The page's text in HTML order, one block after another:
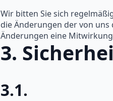
Wir bitten Sie sich
die Änderungen der von
Änderungen eine
3.
3.1.